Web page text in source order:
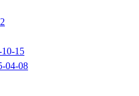
10-15
04-08